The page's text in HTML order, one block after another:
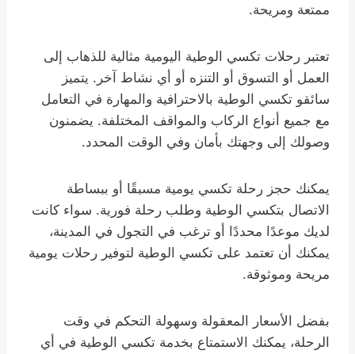
ممتعة ومريحة.
تعتبر رحلات تكسي الوطية اليومية مثالية للذهاب إلى
العمل أو التسوق أو التنزه أو أي نشاط آخر. يتميز
سائقو تكسي الوطية بالاحترافية والمهارة في التعامل
مع جميع أنواع الركاب والمواقف المختلفة. يضمنون
وصولك إلى وجهتك بأمان وفي الوقت المحدد.
يمكنك حجز رحلة تكسي يومية مسبقًا أو ببساطة
الاتصال بتكسي الوطية وطلب رحلة فورية. سواء كانت
لديك موعدًا محددًا أو ترغب في التجول في المدينة،
يمكنك أن تعتمد على تكسي الوطية لتوفير رحلات يومية
مريحة وموثوقة.
بفضل الأسعار المعقولة وسهولة التحكم في وقت
الرحلة، يمكنك الاستمتاع بخدمة تكسي الوطية في أي